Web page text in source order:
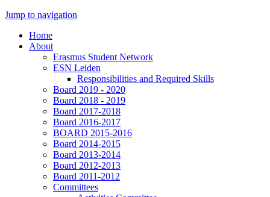
Jump to navigation
Home
About
Erasmus Student Network
ESN Leiden
Responsibilities and Required Skills
Board 2019 - 2020
Board 2018 - 2019
Board 2017-2018
Board 2016-2017
BOARD 2015-2016
Board 2014-2015
Board 2013-2014
Board 2012-2013
Board 2011-2012
Committees